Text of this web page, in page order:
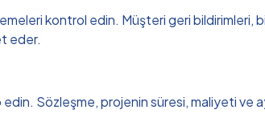
kontrol edin. Müşteri geri bildirimleri,
eder.
Sözleşme, projenin süresi, maliyeti ve